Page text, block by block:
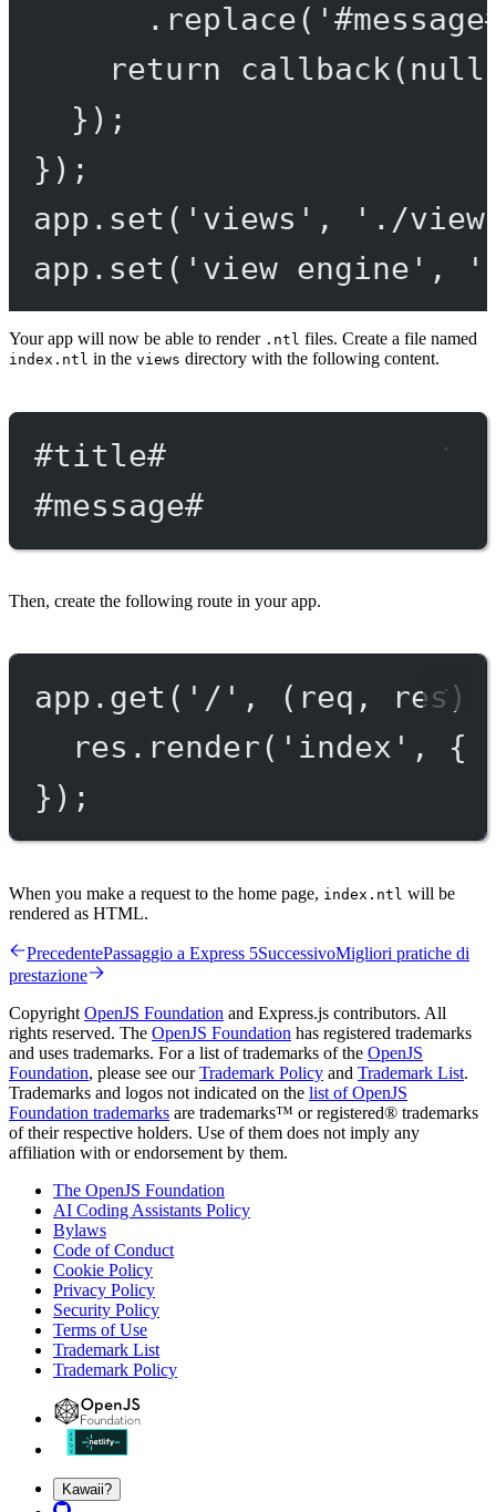
. replace(
return
callback( null
});
});
app. set ( 'views' ,
'./
app. set ( 'view engine' ,
Your app will now be able to render .ntl files. Create a file named
index.ntl in the views directory with the following content.
#title#
#message#
Then, create the following route in your app.
app. get ( '/' , ( req , res)
res. render( 'index' , {
});
When you make a request to the home page, index.ntl will be
rendered as HTML.
PrecedentePassaggio a Express 5SuccessivoMigliori pratiche di
prestazione
Copyright OpenJS Foundation and Express.js contributors. All
rights reserved. The OpenJS Foundation has registered trademarks
and uses trademarks. For a list of trademarks of the OpenJS
Foundation, please see ourTrademark Policy and Trademark List.
Trademarks and logos not indicated on the list of OpenJS
Foundation trademarks are trademarks™ or registered® trademarks
of their respective holders. Use of them does not imply any
affiliation with or endorsement by them.
The OpenJS Foundation
AI Coding Assistants Policy
Bylaws
Code of Conduct
Cookie Policy
Privacy Policy
Security Policy
Terms of Use
Trademark List
Trademark Policy
Kawaii?